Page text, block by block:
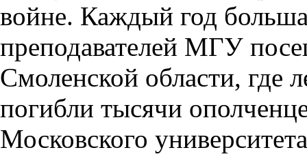
войне. Каждый год
преподавателей МГУ
Смоленской области, где
погибли тысячи
Московского